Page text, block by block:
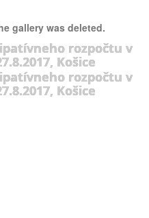
gallery was deleted.
rozpočtu v
Košice
rozpočtu v
Košice